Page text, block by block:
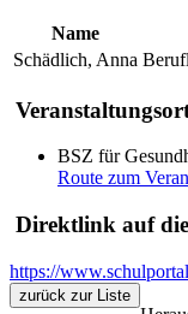
Name
Schädlich, Anna
BSZ für
Route zum
Direktlink auf
https://
zurück zur Liste